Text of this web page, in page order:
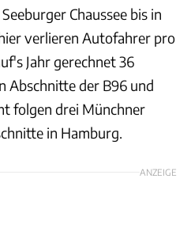
Chaussee bis in
verlieren Autofahrer pro
Jahr gerechnet 36
Abschnitte der B96 und
folgen drei Münchner
in Hamburg.
ANZEIGE